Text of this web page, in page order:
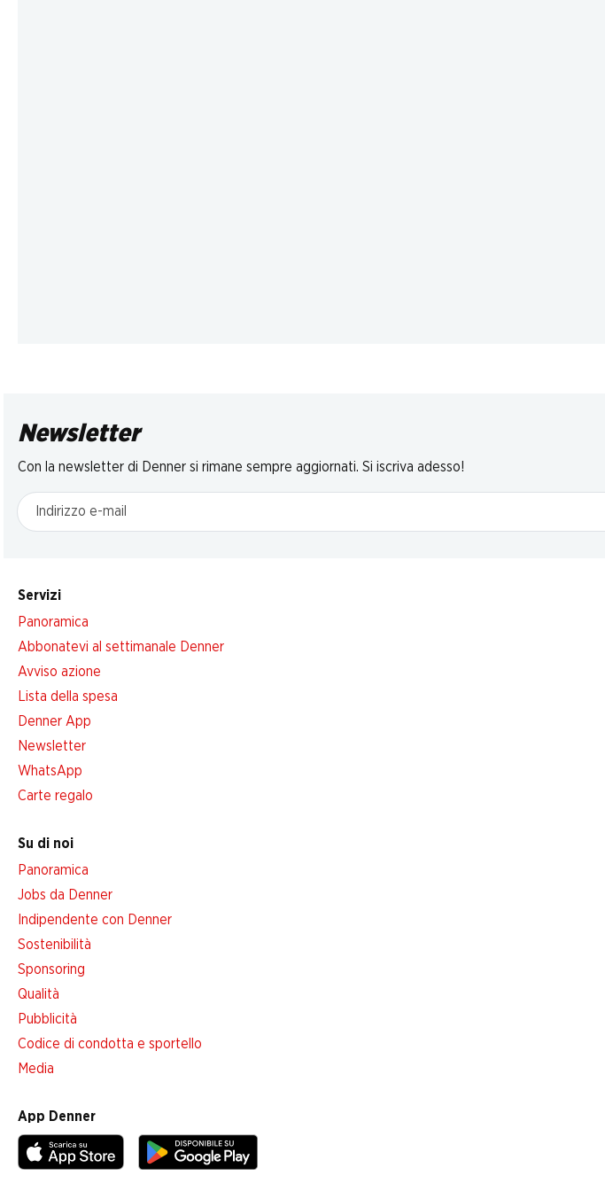
Newsletter
Con la newsletter di Denner si rimane sempre aggiornati. Si iscriva adesso!
Indirizzo e-mail
Servizi
Panoramica
Abbonatevi al settimanale Denner
Avviso azione
Lista della spesa
Denner App
Newsletter
WhatsApp
Carte regalo
Su di noi
Panoramica
Jobs da Denner
Indipendente con Denner
Sostenibilità
Sponsoring
Qualità
Pubblicità
Codice di condotta e sportello
Media
App Denner